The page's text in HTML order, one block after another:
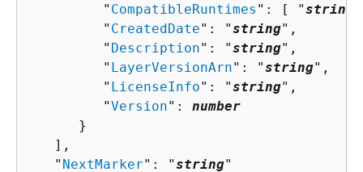
         "
CompatibleRuntimes ": [ "string
         "
CreatedDate": "string",
         "
Description": "string",
         "
LayerVersionArn": "string",
         "
LicenseInfo": "string",
         "
Version": number
      }
   ],
   "
NextMarker": "string"